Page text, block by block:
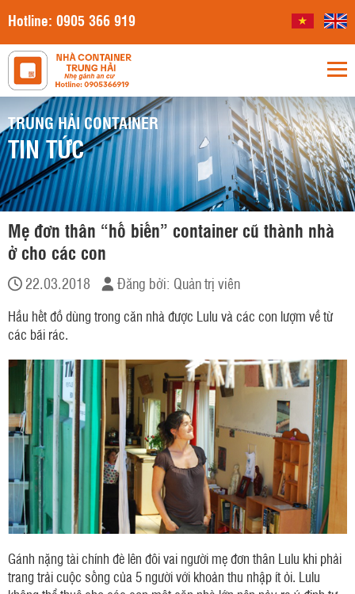
Hotline: 0905 366 919
TRUNG HẢI CONTAINER
TIN TỨC
Mẹ đơn thân “hố biến” container cũ thành nhà
ở cho các con
22.03.2018 Đăng bởi: Quản trị viên
Hầu hết đồ dùng trong căn nhà được Lulu và các con lượm về từ
các bãi rác.
Gánh nặng tài chính đè lên đôi vai người mẹ đơn thân Lulu khi phải
trang trải cuộc sống của 5 người với khoản thu nhập ít ỏi. Lulu